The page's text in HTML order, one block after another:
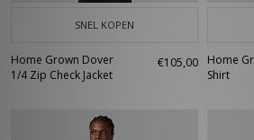
SNEL KOPEN
Home Grown Dover
1/4 Zip Check Jacket
€105,00
Home
Shirt